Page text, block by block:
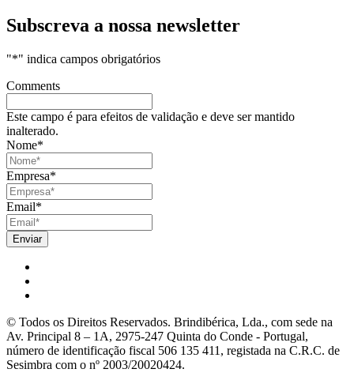
Subscreva a nossa newsletter
"*" indica campos obrigatórios
Comments
Este campo é para efeitos de validação e deve ser mantido
inalterado.
Nome*
Empresa*
Email*
© Todos os Direitos Reservados. Brindibérica, Lda., com sede na
Av. Principal 8 – 1A, 2975-247 Quinta do Conde - Portugal,
número de identificação fiscal 506 135 411, registada na C.R.C. de
Sesimbra com o nº 2003/20020424.